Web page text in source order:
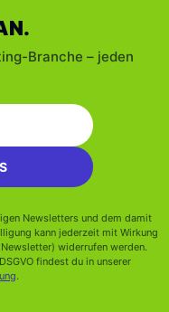
Branche – jeden
Newsletters und dem damit
kann jederzeit mit Wirkung
widerrufen werden.
findest du in unserer
.